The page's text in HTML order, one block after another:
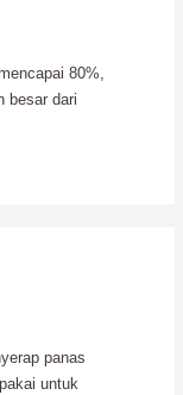
80%,
besar dari
panas
untuk